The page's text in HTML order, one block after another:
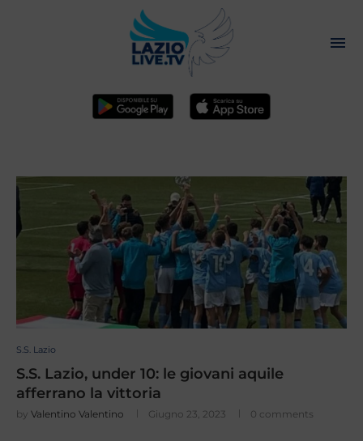
S.S. Lazio
S.S. Lazio, under 10: le giovani aquile
afferrano la vittoria
by Valentino Valentino Giugno 23, 2023 0 comments